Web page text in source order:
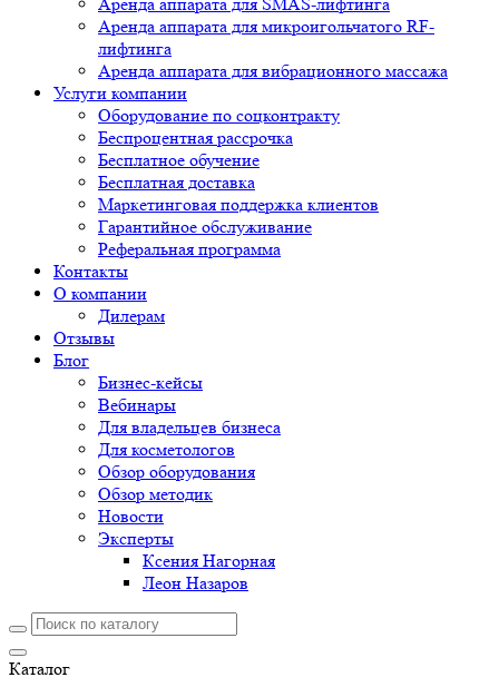
Аренда аппарата для микроигольчатого RF-
лифтинга
Аренда аппарата для вибрационного массажа
Услуги компании
Оборудование по соцконтракту
Беспроцентная рассрочка
Бесплатное обучение
Бесплатная доставка
Маркетинговая поддержка клиентов
Гарантийное обслуживание
Реферальная программа
Контакты
О компании
Дилерам
Отзывы
Блог
Бизнес-кейсы
Вебинары
Для владельцев бизнеса
Для косметологов
Обзор оборудования
Обзор методик
Новости
Эксперты
Ксения Нагорная
Леон Назаров
Каталог